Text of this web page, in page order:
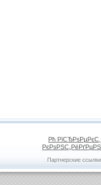
Рћ
Партнерские